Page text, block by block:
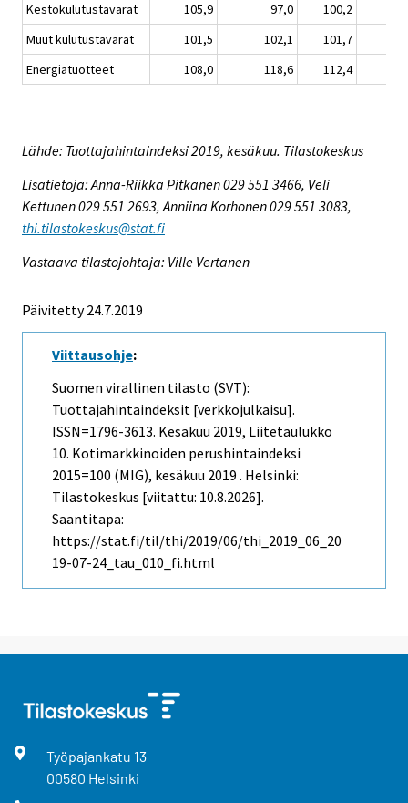
Kestokulutustavarat
105,9 97,0
100,2
Muut kulutustavarat
101,5 102,1
101,7
Energiatuotteet
108,0 118,6 112,4
Lähde: Tuottajahintaindeksi 2019, kesäkuu. Tilastokeskus
Lisätietoja: Anna-Riikka Pitkänen 029 551 3466, Veli
Kettunen 029 551 2693, Anniina Korhonen 029 551 3083,
thi.tilastokeskus@stat.fi
Vastaava tilastojohtaja: Ville Vertanen
Päivitetty 24.7.2019
Viittausohje:
Suomen virallinen tilasto (SVT):
Tuottajahintaindeksit [verkkojulkaisu].
ISSN=1796-3613. Kesäkuu 2019, Liitetaulukko
10. Kotimarkkinoiden perushintaindeksi
2015=100 (MIG), kesäkuu 2019 . Helsinki:
Tilastokeskus [viitattu: 10.8.2026].
Saantitapa:
https://stat.fi/til/thi/2019/06/thi_2019_06_20
19-07-24_tau_010_fi.html
Työpajankatu 13
00580 Helsinki